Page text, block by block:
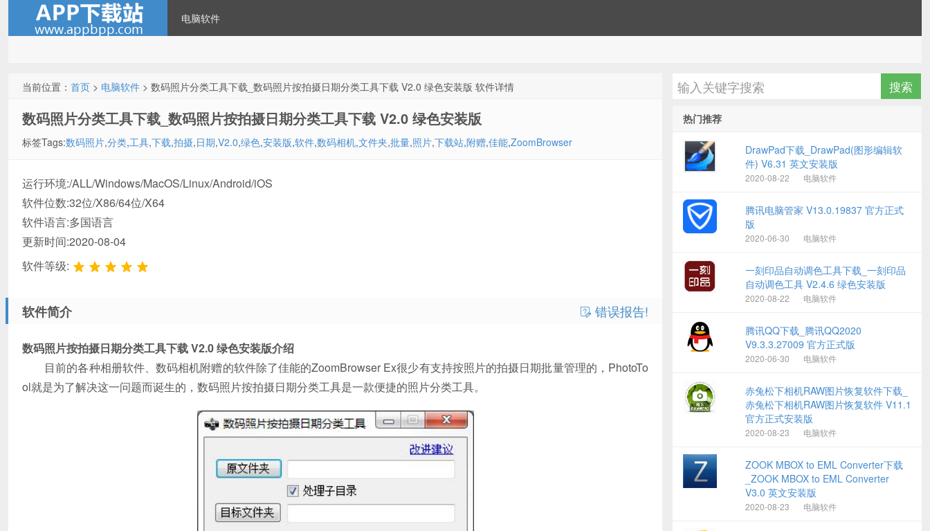
电脑软件
当前位置： 首页 > 电脑软件 > 数码照片分类工具下载_数码照片按拍摄日期分类工具下载 V2.0 绿色安装版 软件详情
数码照片分类工具下载_数码照片按拍摄日期分类工具下载 V2.0 绿色安装版
标签Tags:数码照片,分类,工具,下载,拍摄,日期,V2.0,绿色,安装版,软件,数码相机,文件夹,批量,照片,下载站,附赠,佳能,ZoomBrowser
运行环境:/ALL/Windows/MacOS/Linux/Android/iOS
软件位数:32位/X86/64位/X64
软件语言:多国语言
更新时间:2020-08-04
软件等级:
软件简介 错误报告!
数码照片按拍摄日期分类工具下载 V2.0 绿色安装版介绍
目前的各种相册软件、数码相机附赠的软件除了佳能的ZoomBrowser Ex很少有支持按照片的拍摄日期批量管理的，PhotoTo
ol就是为了解决这一问题而诞生的，数码照片按拍摄日期分类工具是一款便捷的照片分类工具。
热门推荐
DrawPad下载_DrawPad(图形编辑软
件) V6.31 英文安装版
2020-08-22 电脑软件
腾讯电脑管家 V13.0.19837 官方正式
版
2020-06-30 电脑软件
一刻印品自动调色工具下载_一刻印品
自动调色工具 V2.4.6 绿色安装版
2020-08-22 电脑软件
腾讯QQ下载_腾讯QQ2020
V9.3.3.27009 官方正式版
2020-06-30 电脑软件
赤兔松下相机RAW图片恢复软件下载_
赤兔松下相机RAW图片恢复软件 V11.1
官方正式安装版
2020-08-23 电脑软件
ZOOK MBOX to EML Converter下载
_ZOOK MBOX to EML Converter
V3.0 英文安装版
2020-08-23 电脑软件